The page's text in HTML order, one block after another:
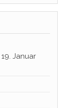
19. Januar